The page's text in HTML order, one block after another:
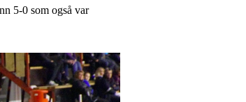
5-0 som også var